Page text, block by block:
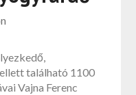
található 1100
Vajna Ferenc